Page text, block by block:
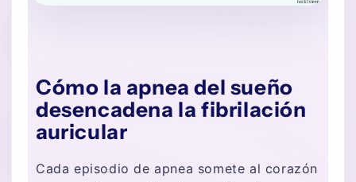
Cómo la apnea del sueño
desencadena la fibrilación
auricular
Cada episodio de apnea somete al corazón